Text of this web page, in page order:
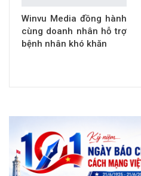
Winvu Media đồng hành
cùng doanh nhân hỗ trợ
bệnh nhân khó khăn